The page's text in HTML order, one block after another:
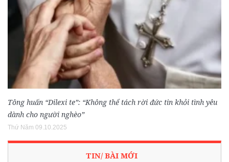
Tông huấn “Dilexi te”: “Không thể tách rời đức tin khỏi tình yêu
dành cho người nghèo”
Thứ Năm 09.10.2025
TIN/ BÀI MỚI